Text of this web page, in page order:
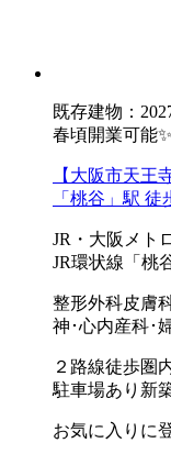
既存建物：
春頃開業可能✨
【大阪市天王
「桃谷」駅
JR・大阪メト
JR環状線「桃
整形外科皮膚
神･心内産科･
２路線徒歩圏
駐車場あり 新
お気に入りに